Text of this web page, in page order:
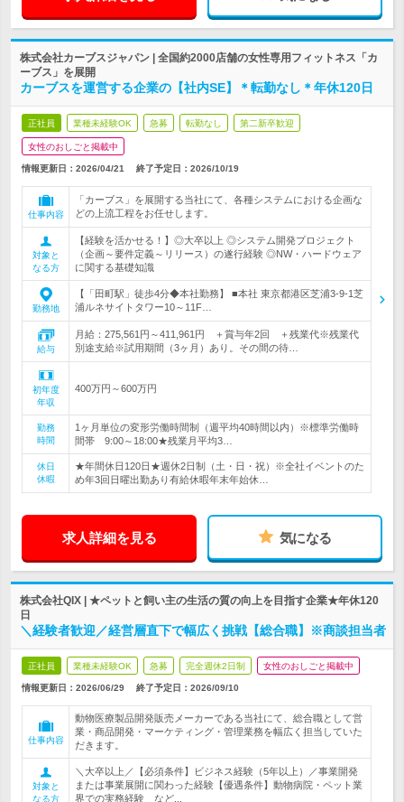
株式会社カーブスジャパン | 全国約2000店舗の女性専用フィットネス「カ
ーブス」を展開
カーブスを運営する企業の【社内SE】＊転勤なし＊年休120日
正社員 業種未経験OK 急募 転勤なし 第二新卒歓迎
女性のおしごと掲載中
情報更新日：2026/04/21 終了予定日： 2026/10/19
仕事内容
「カーブス」を展開する当社にて、各種システムにおける企画な
どの上流工程をお任せします。
対象と
なる方
【経験を活かせる！】◎大卒以上 ◎システム開発プロジェクト
（企画～要件定義～リリース）の遂行経験 ◎NW・ハードウェア
に関する基礎知識
勤務地
【「田町駅」徒歩4分◆本社勤務】 ■本社 東京都港区芝浦3-9-1芝
浦ルネサイトタワー10～11F…
給与
月給：275,561円～411,961円 ＋賞与年2回 ＋残業代※残業代
別途支給※試用期間（3ヶ月）あり。その間の待…
初年度
年収
400万円～600万円
勤務
時間
1ヶ月単位の変形労働時間制（週平均40時間以内）※標準労働時
間帯 9:00～18:00★残業月平均3…
休日
休暇
★年間休日120日★週休2日制（土・日・祝）※全社イベントのた
め年3回日曜出勤あり有給休暇年末年始休…
求人詳細を見る 気になる
株式会社QIX | ★ペットと飼い主の生活の質の向上を目指す企業★年休120
日
＼経験者歓迎／経営層直下で幅広く挑戦【総合職】※商談担当者
正社員 業種未経験OK 急募 完全週休2日制 女性のおしごと掲載中
情報更新日：2026/06/29 終了予定日： 2026/09/10
仕事内容
動物医療製品開発販売メーカーである当社にて、総合職として営
業・商品開発・マーケティング・管理業務を幅広く担当していた
だきます。
対象と
なる方
＼大卒以上／【必須条件】ビジネス経験（5年以上）／事業開発
または事業展開に関わった経験【優遇条件】動物病院・ペット業
界での実務経験 など...